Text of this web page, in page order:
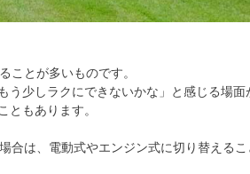
とが多いものです。
少しラクにできないかな」と感じる場面
もあります。
合は、電動式やエンジン式に切り替える